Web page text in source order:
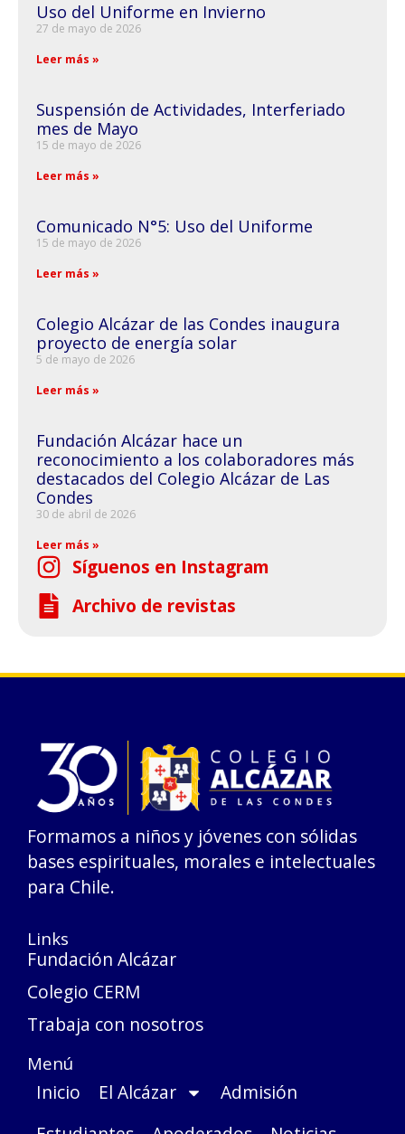
Uso del Uniforme en Invierno
27 de mayo de 2026
Leer más »
Suspensión de Actividades, Interferiado
mes de Mayo
15 de mayo de 2026
Leer más »
Comunicado N°5: Uso del Uniforme
15 de mayo de 2026
Leer más »
Colegio Alcázar de las Condes inaugura
proyecto de energía solar
5 de mayo de 2026
Leer más »
Fundación Alcázar hace un
reconocimiento a los colaboradores más
destacados del Colegio Alcázar de Las
Condes
30 de abril de 2026
Leer más »
Síguenos en Instagram
Archivo de revistas
Formamos a niños y jóvenes con sólidas
bases espirituales, morales e intelectuales
para Chile.
Links
Fundación Alcázar
Colegio CERM
Trabaja con nosotros
Menú
Inicio El Alcázar
Admisión